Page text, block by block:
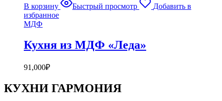
В корзину Быстрый просмотр
Добавить в
избранное
МДФ
Кухня из МДФ «Леда»
91,000₽
КУХНИ ГАРМОНИЯ